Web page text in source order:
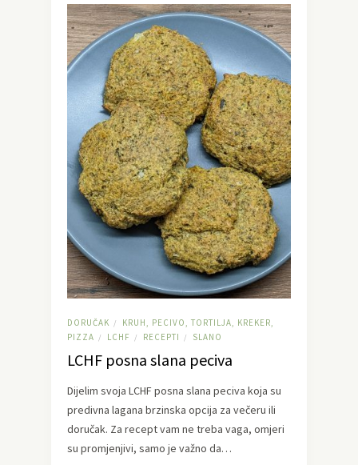
DORUČAK /
KRUH, PECIVO, TORTILJA, KREKER,
PIZZA / LCHF / RECEPTI / SLANO
LCHF posna slana peciva
Dijelim svoja LCHF posna slana peciva koja su
predivna lagana brzinska opcija za večeru ili
doručak. Za recept vam ne treba vaga, omjeri
su promjenjivi, samo je važno da…